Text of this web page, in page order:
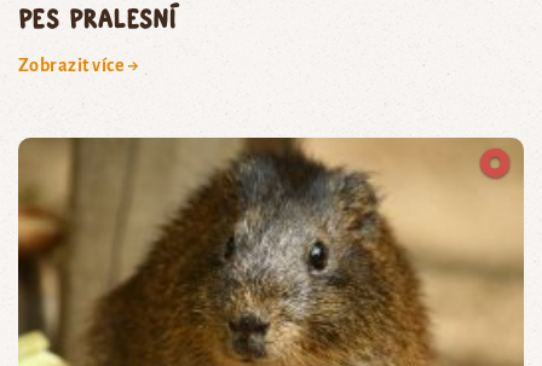
pes pralesní
Zobrazit více →